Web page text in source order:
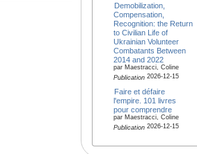
Demobilization,
Compensation,
Recognition: the Return
to Civilian Life of
Ukrainian Volunteer
Combatants Between
2014 and 2022
par Maestracci, Coline
Publication2026-12-15
Faire et défaire
l'empire. 101 livres
pour comprendre
par Maestracci, Coline
Publication2026-12-15